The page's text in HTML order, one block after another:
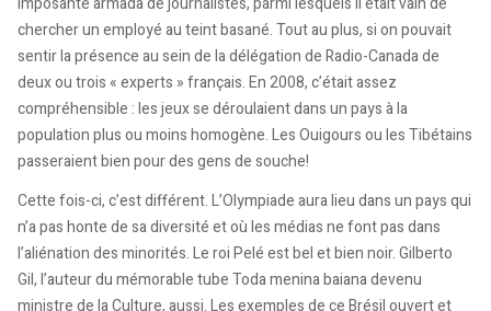
chercher un employé au teint basané. Tout au plus, si on pouvait
sentir la présence au sein de la délégation de Radio-Canada de
deux ou trois « experts » français. En 2008, c’était assez
compréhensible : les jeux se déroulaient dans un pays à la
population plus ou moins homogène. Les Ouigours ou les Tibétains
passeraient bien pour des gens de souche!
Cette fois-ci, c’est différent. L’Olympiade aura lieu dans un pays qui
n’a pas honte de sa diversité et où les médias ne font pas dans
l’aliénation des minorités. Le roi Pelé est bel et bien noir. Gilberto
Gil, l’auteur du mémorable tube Toda menina baiana devenu
ministre de la Culture, aussi. Les exemples de ce Brésil ouvert et